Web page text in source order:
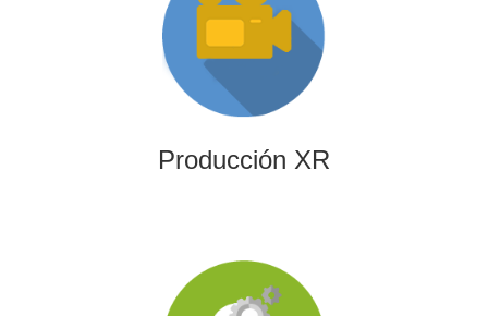
Producción XR
Somos una productora independiente con un equipo
altamente experimentado también en la creación de
producciones inmersivas y de XR.
Agentes de IA